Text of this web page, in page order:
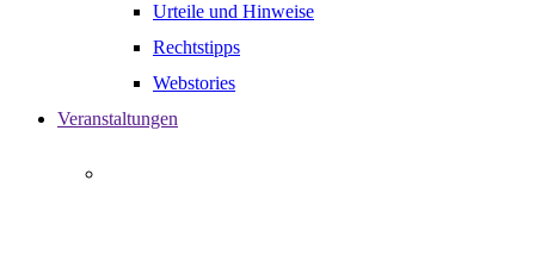
Urteile und Hinweise
Rechtstipps
Webstories
Veranstaltungen